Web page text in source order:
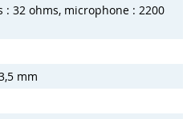
32 ohms, microphone : 2200
mm